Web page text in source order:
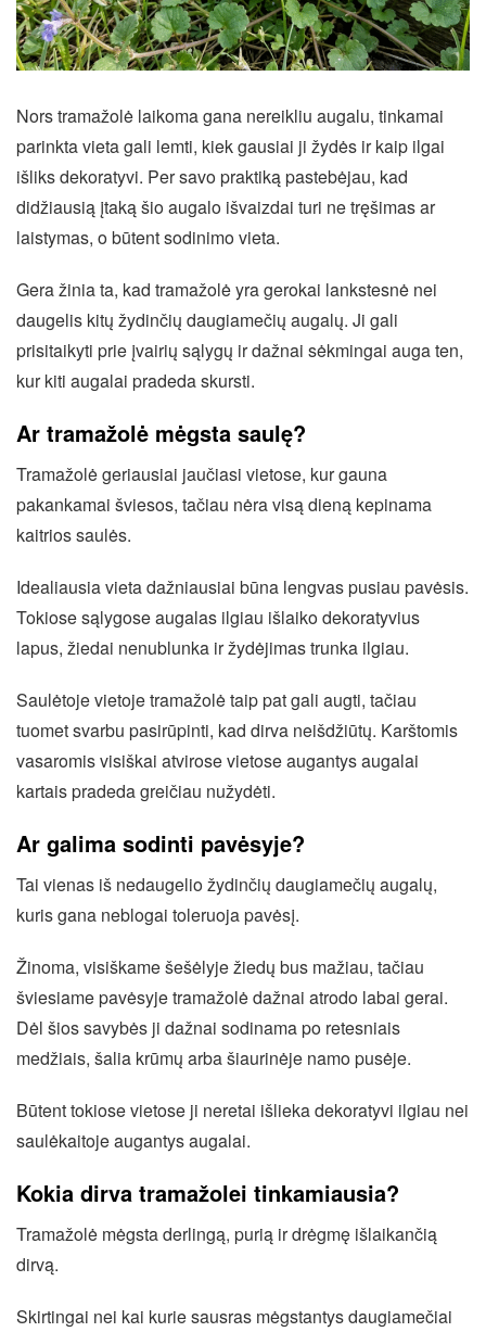
Nors tramažolė laikoma gana nereikliu augalu, tinkamai
parinkta vieta gali lemti, kiek gausiai ji žydės ir kaip ilgai
išliks dekoratyvi. Per savo praktiką pastebėjau, kad
didžiausią įtaką šio augalo išvaizdai turi ne tręšimas ar
laistymas, o būtent sodinimo vieta.
Gera žinia ta, kad tramažolė yra gerokai lankstesnė nei
daugelis kitų žydinčių daugiamečių augalų. Ji gali
prisitaikyti prie įvairių sąlygų ir dažnai sėkmingai auga ten,
kur kiti augalai pradeda skursti.
Ar tramažolė mėgsta saulę?
Tramažolė geriausiai jaučiasi vietose, kur gauna
pakankamai šviesos, tačiau nėra visą dieną kepinama
kaitrios saulės.
Idealiausia vieta dažniausiai būna lengvas pusiau pavėsis.
Tokiose sąlygose augalas ilgiau išlaiko dekoratyvius
lapus, žiedai nenublunka ir žydėjimas trunka ilgiau.
Saulėtoje vietoje tramažolė taip pat gali augti, tačiau
tuomet svarbu pasirūpinti, kad dirva neišdžiūtų. Karštomis
vasaromis visiškai atvirose vietose augantys augalai
kartais pradeda greičiau nužydėti.
Ar galima sodinti pavėsyje?
Tai vienas iš nedaugelio žydinčių daugiamečių augalų,
kuris gana neblogai toleruoja pavėsį.
Žinoma, visiškame šešėlyje žiedų bus mažiau, tačiau
šviesiame pavėsyje tramažolė dažnai atrodo labai gerai.
Dėl šios savybės ji dažnai sodinama po retesniais
medžiais, šalia krūmų arba šiaurinėje namo pusėje.
Būtent tokiose vietose ji neretai išlieka dekoratyvi ilgiau nei
saulėkaitoje augantys augalai.
Kokia dirva tramažolei tinkamiausia?
Tramažolė mėgsta derlingą, purią ir drėgmę išlaikančią
dirvą.
Skirtingai nei kai kurie sausras mėgstantys daugiamečiai